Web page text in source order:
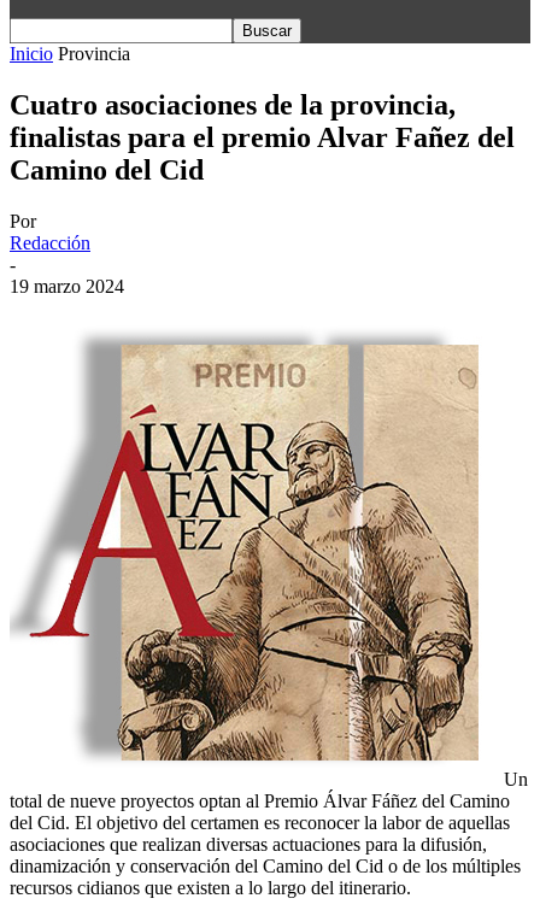
Inicio Provincia
Cuatro asociaciones de la provincia,
finalistas para el premio Alvar Fañez del
Camino del Cid
Por
Redacción
-
19 marzo 2024
Un
total de nueve proyectos optan al Premio Álvar Fáñez del Camino
del Cid. El objetivo del certamen es reconocer la labor de aquellas
asociaciones que realizan diversas actuaciones para la difusión,
dinamización y conservación del Camino del Cid o de los múltiples
recursos cidianos que existen a lo largo del itinerario.